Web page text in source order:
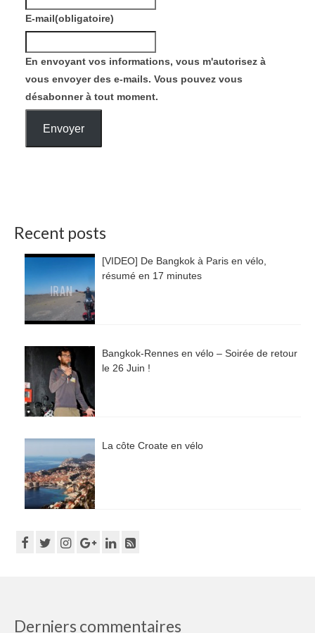
E-mail(obligatoire)
En envoyant vos informations, vous m'autorisez à
vous envoyer des e-mails. Vous pouvez vous
désabonner à tout moment.
Envoyer
Recent posts
[VIDEO] De Bangkok à Paris en vélo,
résumé en 17 minutes
Bangkok-Rennes en vélo – Soirée de retour
le 26 Juin !
La côte Croate en vélo
Derniers commentaires